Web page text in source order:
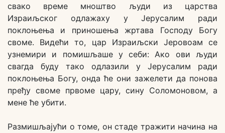
свако време мноштво људи из царства
Израиљског одлажаху у Јерусалим ради
поклоњења и приношења жртава Господу Богу
своме. Видећи то, цар Израиљски Јеровоам се
узнемири и помишљаше у себи: Ако ови људи
свагда буду тако одлазили у Јерусалим ради
поклоњења Богу, онда ће они зажелети да понова
пређу своме првоме цару, сину Соломоновом, а
мене ће убити.
Размишљајући о томе, он стаде тражити начина на